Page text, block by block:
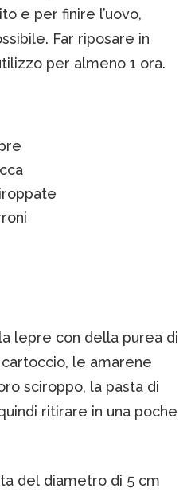
e per finire l’uovo,
Far riposare in
per almeno 1 ora.
lepre con della purea di
le amarene
sciroppo, la pasta di
ritirare in una poche
del diametro di 5 cm